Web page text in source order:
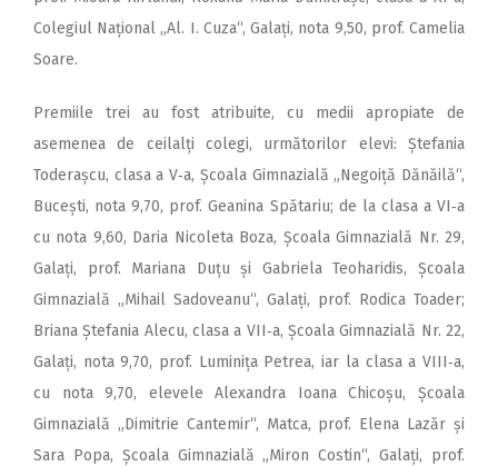
Colegiul Național „Al. I. Cuza“, Galați, nota 9,50, prof. Camelia
Soare.
Premiile trei au fost atribuite, cu medii apropiate de
asemenea de ceilalți colegi, următorilor elevi: Ștefania
Toderașcu, clasa a V‑a, Școala Gimnazială „Negoiță Dănăilă“,
Bucești, nota 9,70, prof. Geanina Spătariu; de la clasa a VI‑a
cu nota 9,60, Daria Nicoleta Boza, Școala Gimnazială Nr. 29,
Galați, prof. Mariana Duțu și Gabriela Teoharidis, Școala
Gimnazială „Mihail Sadoveanu“, Galați, prof. Rodica Toader;
Briana Ștefania Alecu, clasa a VII‑a, Școala Gimnazială Nr. 22,
Galați, nota 9,70, prof. Luminița Petrea, iar la clasa a VIII‑a,
cu nota 9,70, elevele Alexandra Ioana Chicoșu, Școala
Gimnazială „Dimitrie Cantemir“, Matca, prof. Elena Lazăr și
Sara Popa, Școala Gimnazială „Miron Costin“, Galați, prof.